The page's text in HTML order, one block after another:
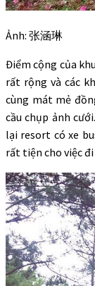
Ảnh: 张涵琳
Điểm cộng của
rất rộng và các
cùng mát mẻ
cầu chụp ảnh
lại resort có xe
rất tiện cho việc